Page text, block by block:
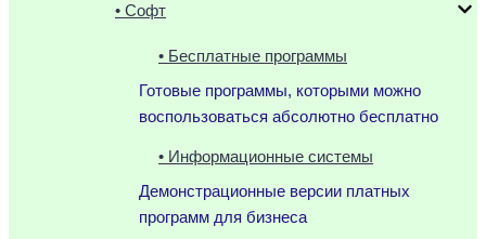
• Софт
• Бесплатные программы
Готовые программы, которыми можно
воспользоваться абсолютно бесплатно
• Информационные системы
Демонстрационные версии платных
программ для бизнеса